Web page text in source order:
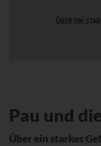
Pau und
Über ein starkes